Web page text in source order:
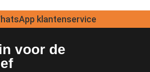
klantenservice
voor de